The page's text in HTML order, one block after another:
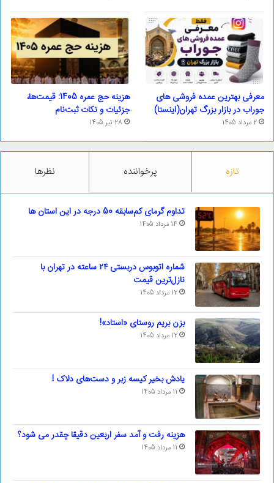
معرفی بهترین عمده فروشی های
جوراب در بازار بزرگ تهران(اینستا)
2 مرداد 1405
هزینه حج عمره 1405: قیمت‌ها،
جزئیات و نکات ثبت‌نام
28 تیر 1405
تازه پرخواننده نظرها
تداوم گرمای کم‌سابقه 50 درجه در این استان ها
14 مرداد 1405
شماره اتوبوس دربستی ۲۴ ساعته در تهران با
نازل‌ترین قیمت
12 مرداد 1405
بزن بریم روستای «استاد»!
12 مرداد 1405
یادش بخیر کیسه‌ زبر و دست‌های دلاک !
11 مرداد 1405
هزینه رفت و آمد سفر اربعین دقیقا چقدر می شود؟
11 مرداد 1405